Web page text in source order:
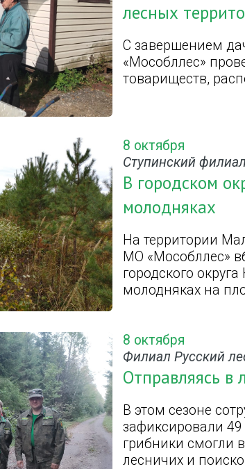
лесных
С завершением
«Мособллес»
товариществ,
8 октября
Ступинский
В городском
молодняках
На территории
МО «Мособллес»
городского
молодняках на
8 октября
Филиал Русский
Отправляясь в
В этом сезоне
зафиксировали 49
грибники смогли
лесничих и